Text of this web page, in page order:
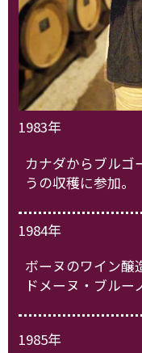
1983年
カナダからブルゴ
うの収穫に参加。
1984年
ボーヌのワイン醸
ドメーヌ・ブルー
1985年